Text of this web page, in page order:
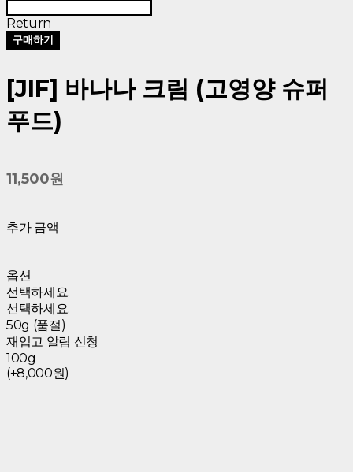
Return
구매하기
[JIF] 바나나 크림 (고영양 슈퍼
푸드)
11,500원
추가 금액
옵션
선택하세요.
선택하세요.
50g (품절)
재입고 알림 신청
100g
(+8,000원)